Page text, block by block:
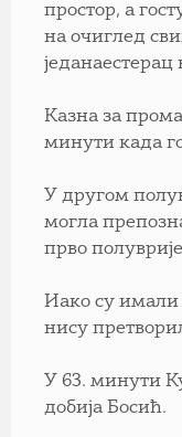
простор, а
на очиглед
једанаестерац
Казна за
минути када
У другом
могла
прво
Иако су
нису
У 63. минути
добија Босић.